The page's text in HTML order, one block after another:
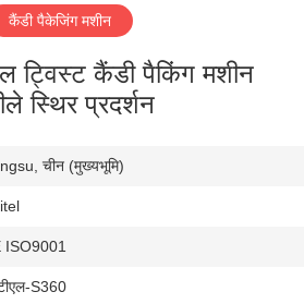
कैंडी पैकेजिंग मशीन
ट्विस्ट कैंडी पैकिंग मशीन
स्थिर प्रदर्शन
चीन (मुख्यभूमि)
ISO9001
S360